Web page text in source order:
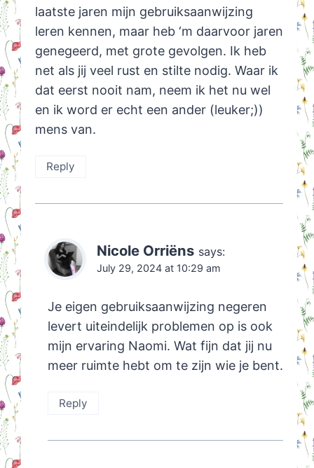
laatste jaren mijn gebruiksaanwijzing
leren kennen, maar heb ‘m daarvoor jaren
genegeerd, met grote gevolgen. Ik heb
net als jij veel rust en stilte nodig. Waar ik
dat eerst nooit nam, neem ik het nu wel
en ik word er echt een ander (leuker;))
mens van.
Reply
Nicole Orriëns says:
July 29, 2024 at 10:29 am
Je eigen gebruiksaanwijzing negeren
levert uiteindelijk problemen op is ook
mijn ervaring Naomi. Wat fijn dat jij nu
meer ruimte hebt om te zijn wie je bent.
Reply